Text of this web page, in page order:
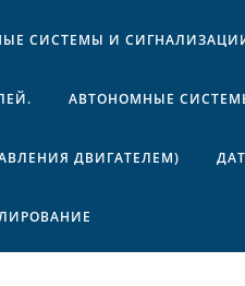
СИСТЕМЫ И
АВТОНОМНЫЕ
ДВИГАТЕЛЕМ)